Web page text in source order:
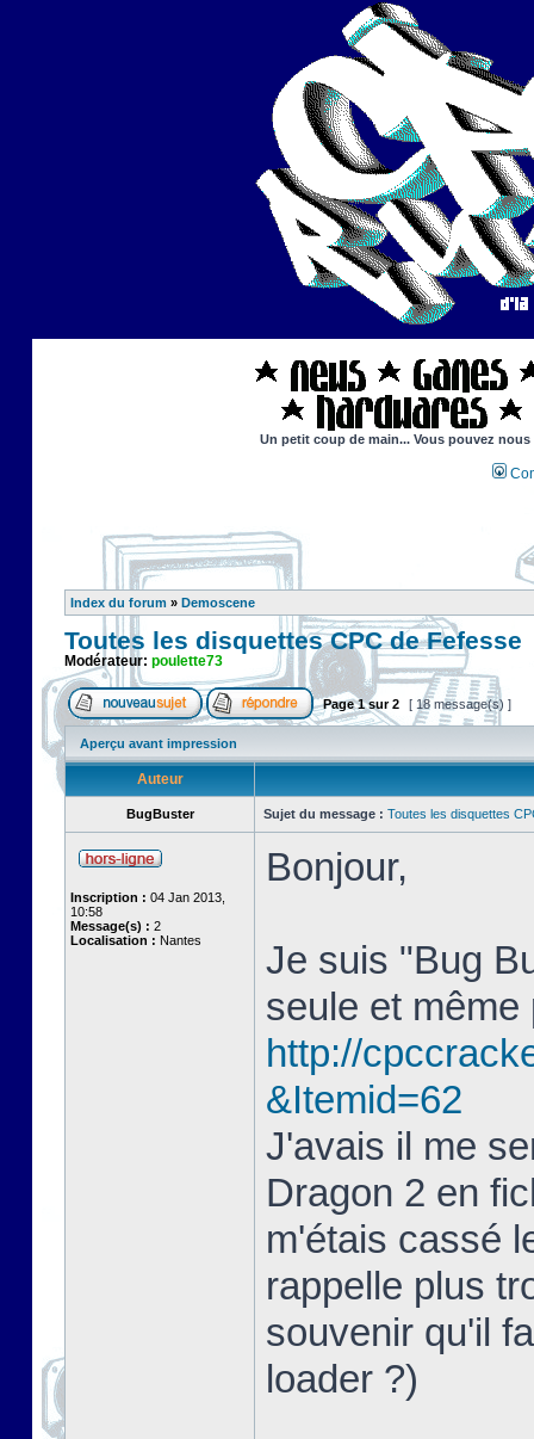
Un petit coup de main... Vous pouvez
Index du forum » Demoscene
Toutes les disquettes CPC de Fefesse
Modérateur: poulette73
Page1sur2 [ 18 message(s) ]
Aperçu avant impression
Auteur
BugBuster Sujet du message : Toutes les disquettes
Inscription : 04 Jan 2013,
10:58
Message(s) : 2
Localisation : Nantes
Bonjour,
Je suis "Bug
seule et même
http://
&Itemid=62
J'avais il me
Dragon 2 en
m'étais cassé
rappelle plus
souvenir qu'il
loader ?)